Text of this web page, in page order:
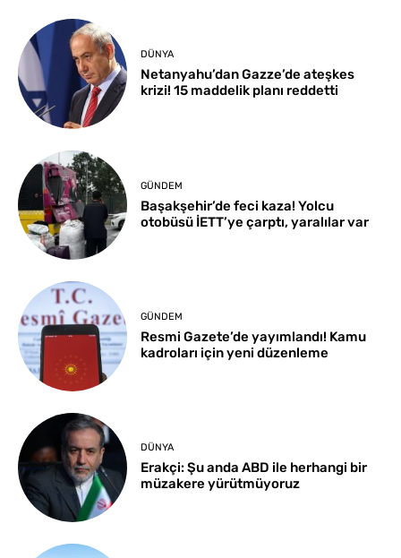
DÜNYA
Netanyahu’dan Gazze’de ateşkes
krizi! 15 maddelik planı reddetti
GÜNDEM
Başakşehir’de feci kaza! Yolcu
otobüsü İETT’ye çarptı, yaralılar var
GÜNDEM
Resmi Gazete’de yayımlandı! Kamu
kadroları için yeni düzenleme
DÜNYA
Erakçi: Şu anda ABD ile herhangi bir
müzakere yürütmüyoruz